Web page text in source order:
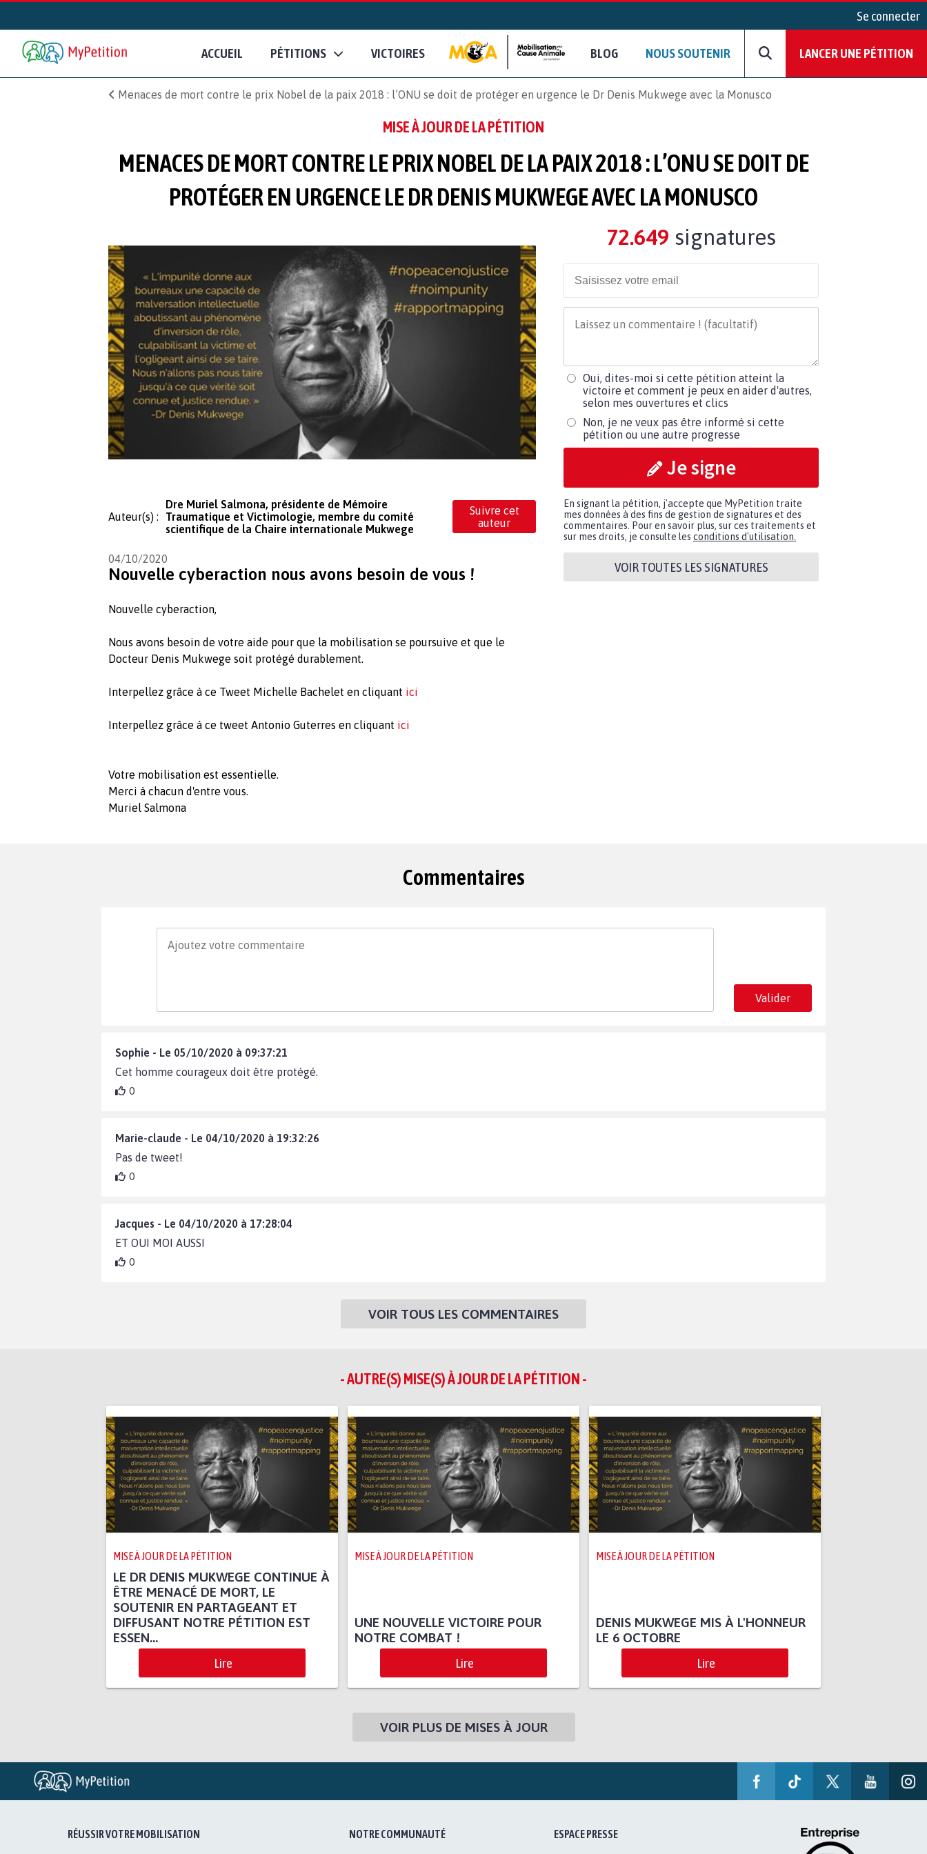
Se connecter
ACCUEIL PÉTITIONS VICTOIRES BLOG NOUS SOUTENIR LANCER UNE PÉTITION
Menaces de mort contre le prix Nobel de la paix 2018 : l’ONU se doit de protéger en urgence le Dr Denis Mukwege avec la Monusco
MISE À JOUR DE LA PÉTITION
MENACES DE MORT CONTRE LE PRIX NOBEL DE LA PAIX 2018 : L’ONU SE DOIT DE
PROTÉGER EN URGENCE LE DR DENIS MUKWEGE AVEC LA MONUSCO
Auteur(s) :
Dre Muriel Salmona, présidente de Mémoire
Traumatique et Victimologie, membre du comité
scientifique de la Chaire internationale Mukwege
Suivre cet
auteur
04/10/2020
Nouvelle cyberaction nous avons besoin de vous !
Nouvelle cyberaction,
Nous avons besoin de votre aide pour que la mobilisation se poursuive et que le
Docteur Denis Mukwege soit protégé durablement.
Interpellez grâce à ce Tweet Michelle Bachelet en cliquant ici
Interpellez grâce à ce tweet Antonio Guterres en cliquant ici
Votre mobilisation est essentielle.
Merci à chacun d'entre vous.
Muriel Salmona
72.649 signatures
Oui, dites-moi si cette pétition atteint la
victoire et comment je peux en aider d'autres,
selon mes ouvertures et clics
Non, je ne veux pas être informé si cette
pétition ou une autre progresse
Je signe
En signant la pétition, j'accepte que MyPetition traite
mes données à des fins de gestion de signatures et des
commentaires. Pour en savoir plus, sur ces traitements et
sur mes droits, je consulte les conditions d'utilisation.
VOIR TOUTES LES SIGNATURES
Commentaires
Valider
Sophie - Le 05/10/2020 à 09:37:21
Cet homme courageux doit être protégé.
0
Marie-claude - Le 04/10/2020 à 19:32:26
Pas de tweet!
0
Jacques - Le 04/10/2020 à 17:28:04
ET OUI MOI AUSSI
0
VOIR TOUS LES COMMENTAIRES
- AUTRE(S) MISE(S) À JOUR DE LA PÉTITION -
MISE À JOUR DE LA PÉTITION
LE DR DENIS MUKWEGE CONTINUE À
ÊTRE MENACÉ DE MORT, LE
SOUTENIR EN PARTAGEANT ET
DIFFUSANT NOTRE PÉTITION EST
ESSEN...
Lire
MISE À JOUR DE LA PÉTITION
UNE NOUVELLE VICTOIRE POUR
NOTRE COMBAT !
Lire
MISE À JOUR DE LA PÉTITION
DENIS MUKWEGE MIS À L'HONNEUR
LE 6 OCTOBRE
Lire
VOIR PLUS DE MISES À JOUR
RÉUSSIR VOTRE MOBILISATION NOTRE COMMUNAUTÉ ESPACE PRESSE